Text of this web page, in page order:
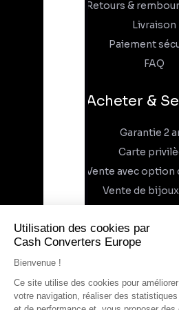
Retours &
Livraison
Paiement
FAQ
Acheter &
Garantie 2
Carte
Vente avec option
Vente de
À propos